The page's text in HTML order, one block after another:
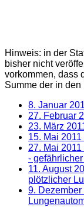
Hinweis: in der
bisher nicht
vorkommen, dass
Summe der in
8. Januar
27. Februar
23. März
15. Mai 2011
27. Mai 2011
-
11. August
plötzlicher
9. Dezember